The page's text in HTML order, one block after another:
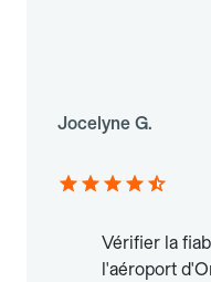
Jocelyne G.
Vérifier la
l'aéroport